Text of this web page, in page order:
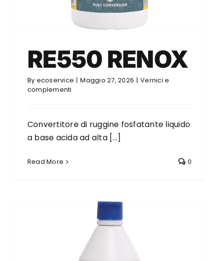
RE550 RENOX
By ecoservice | Maggio 27, 2026 | Vernici e
complementi
Convertitore di ruggine fosfatante liquido
a base acida ad alta [...]
Read More 0